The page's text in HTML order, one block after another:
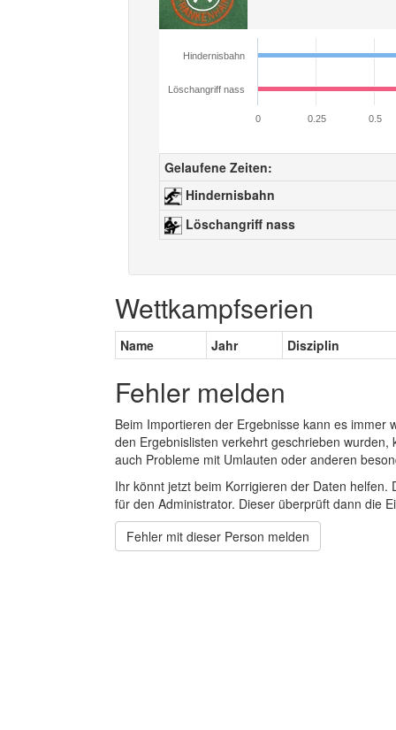
Hindernisbahn
Löschangriff nass
0 0.25 0.5
Gelaufene Zeiten:
Hindernisbahn
Löschangriff nass
Wettkampfserien
Name Jahr Disziplin
Fehler melden
Beim Importieren der Ergebnisse kann es
den Ergebnislisten verkehrt geschrieben
auch Probleme mit Umlauten oder anderen
Ihr könnt jetzt beim Korrigieren der Daten
für den Administrator. Dieser überprüft dann die
Fehler mit dieser Person melden